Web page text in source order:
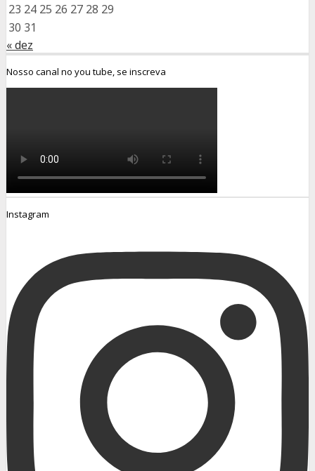
23 24 25 26 27 28 29
30 31
« dez
Nosso canal no you tube, se inscreva
Instagram